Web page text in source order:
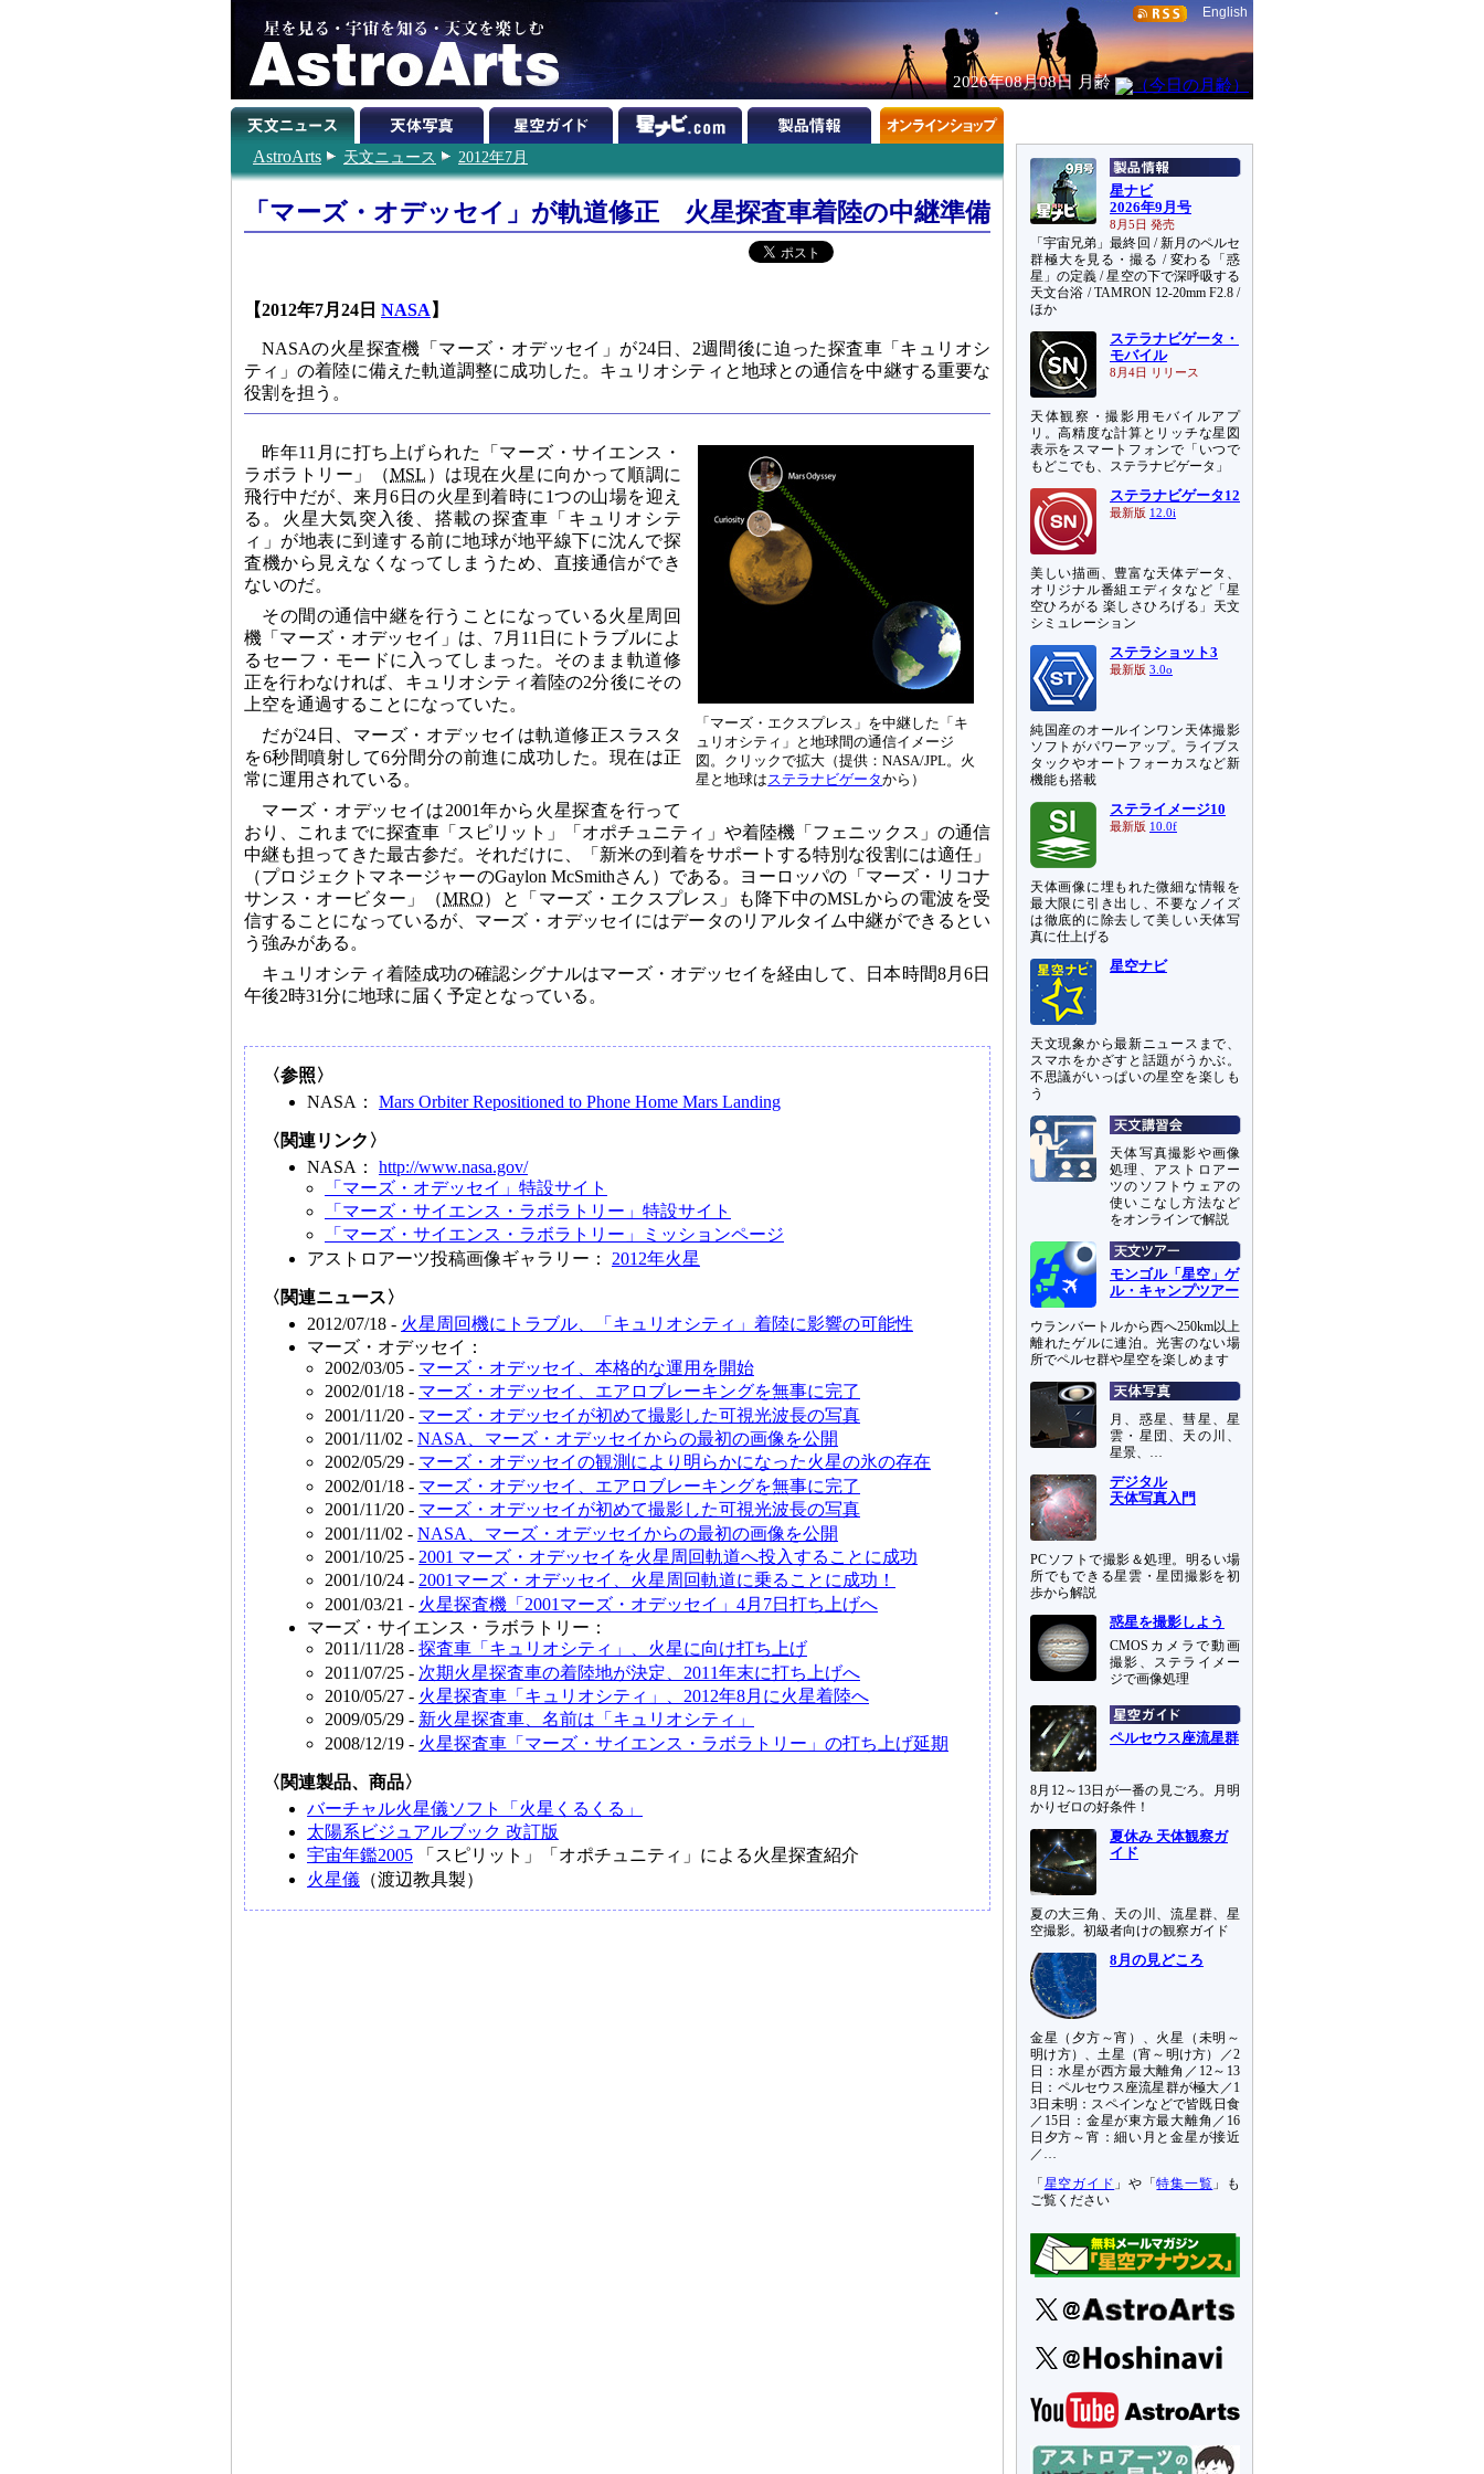
English
2026年08月08日 月齢
AstroArts 天文ニュース 2012年7月
「マーズ・オデッセイ」が軌道修正 火星探査車着陸の中継準備
【2012年7月24日 NASA 】
NASAの火星探査機「マーズ・オデッセイ」が24日、2週間後に迫った探査車「キュリオシ
ティ」の着陸に備えた軌道調整に成功した。キュリオシティと地球との通信を中継する重要な
役割を担う。
「マーズ・エクスプレス」を中継した「キ
ュリオシティ」と地球間の通信イメージ
図。クリックで拡大（提供：NASA/JPL。火
星と地球はステラナビゲータから）
昨年11月に打ち上げられた「マーズ・サイエンス・
ラボラトリー」（MSL ）は現在火星に向かって順調に
飛行中だが、来月6日の火星到着時に1つの山場を迎え
る。火星大気突入後、搭載の探査車「キュリオシテ
ィ」が地表に到達する前に地球が地平線下に沈んで探
査機から見えなくなってしまうため、直接通信ができ
ないのだ。
その間の通信中継を行うことになっている火星周回
機「マーズ・オデッセイ」は、7月11日にトラブルによ
るセーフ・モードに入ってしまった。そのまま軌道修
正を行わなければ、キュリオシティ着陸の2分後にその
上空を通過することになっていた。
だが24日、マーズ・オデッセイは軌道修正スラスタ
を6秒間噴射して6分間分の前進に成功した。現在は正
常に運用されている。
マーズ・オデッセイは2001年から火星探査を行って
おり、これまでに探査車「スピリット」「オポチュニティ」や着陸機「フェニックス」の通信
中継も担ってきた最古参だ。それだけに、「新米の到着をサポートする特別な役割には適任」
（プロジェクトマネージャーのGaylon McSmithさん）である。ヨーロッパの「マーズ・リコナ
サンス・オービター」（MRO）と「マーズ・エクスプレス」も降下中のMSLからの電波を受
信することになっているが、マーズ・オデッセイにはデータのリアルタイム中継ができるとい
う強みがある。
キュリオシティ着陸成功の確認シグナルはマーズ・オデッセイを経由して、日本時間8月6日
午後2時31分に地球に届く予定となっている。
〈参照〉
NASA： Mars Orbiter Repositioned to Phone Home Mars Landing
〈関連リンク〉
NASA： http://www.nasa.gov/
「マーズ・オデッセイ」特設サイト
「マーズ・サイエンス・ラボラトリー」特設サイト
「マーズ・サイエンス・ラボラトリー」ミッションページ
アストロアーツ投稿画像ギャラリー： 2012年火星
〈関連ニュース〉
2012/07/18 - 火星周回機にトラブル、「キュリオシティ」着陸に影響の可能性
マーズ・オデッセイ：
2002/03/05 - マーズ・オデッセイ、本格的な運用を開始
2002/01/18 - マーズ・オデッセイ、エアロブレーキングを無事に完了
2001/11/20 - マーズ・オデッセイが初めて撮影した可視光波長の写真
2001/11/02 - NASA、マーズ・オデッセイからの最初の画像を公開
2002/05/29 - マーズ・オデッセイの観測により明らかになった火星の氷の存在
2002/01/18 - マーズ・オデッセイ、エアロブレーキングを無事に完了
2001/11/20 - マーズ・オデッセイが初めて撮影した可視光波長の写真
2001/11/02 - NASA、マーズ・オデッセイからの最初の画像を公開
2001/10/25 - 2001 マーズ・オデッセイを火星周回軌道へ投入することに成功
2001/10/24 - 2001マーズ・オデッセイ、火星周回軌道に乗ることに成功！
2001/03/21 - 火星探査機「2001マーズ・オデッセイ」4月7日打ち上げへ
マーズ・サイエンス・ラボラトリー：
2011/11/28 - 探査車「キュリオシティ」、火星に向け打ち上げ
2011/07/25 - 次期火星探査車の着陸地が決定、2011年末に打ち上げへ
2010/05/27 - 火星探査車「キュリオシティ」、2012年8月に火星着陸へ
2009/05/29 - 新火星探査車、名前は「キュリオシティ」
2008/12/19 - 火星探査車「マーズ・サイエンス・ラボラトリー」の打ち上げ延期
〈関連製品、商品〉
バーチャル火星儀ソフト「火星くるくる」
太陽系ビジュアルブック 改訂版
宇宙年鑑2005 「スピリット」「オポチュニティ」による火星探査紹介
火星儀 （渡辺教具製）
星ナビ
2026年9月号
8月5日 発売
「宇宙兄弟」最終回 / 新月のペルセ
群極大を見る・撮る / 変わる「惑
星」の定義 / 星空の下で深呼吸する
天文台浴 / TAMRON 12-20mm F2.8 /
ほか
ステラナビゲータ・
モバイル
8月4日 リリース
天体観察・撮影用モバイルアプ
リ。高精度な計算とリッチな星図
表示をスマートフォンで「いつで
もどこでも、ステラナビゲータ」
ステラナビゲータ12
最新版 12.0i
美しい描画、豊富な天体データ、
オリジナル番組エディタなど「星
空ひろがる 楽しさひろげる」天文
シミュレーション
ステラショット3
最新版 3.0o
純国産のオールインワン天体撮影
ソフトがパワーアップ。ライブス
タックやオートフォーカスなど新
機能も搭載
ステライメージ10
最新版 10.0f
天体画像に埋もれた微細な情報を
最大限に引き出し、不要なノイズ
は徹底的に除去して美しい天体写
真に仕上げる
星空ナビ
天文現象から最新ニュースまで、
スマホをかざすと話題がうかぶ。
不思議がいっぱいの星空を楽しも
う
天体写真撮影や画像
処理、アストロアー
ツのソフトウェアの
使いこなし方法など
をオンラインで解説
モンゴル「星空」ゲ
ル・キャンプツアー
ウランバートルから西へ250km以上
離れたゲルに連泊。光害のない場
所でペルセ群や星空を楽しめます
月、惑星、彗星、星
雲・星団、天の川、
星景、…
デジタル
天体写真入門
PCソフトで撮影＆処理。明るい場
所でもできる星雲・星団撮影を初
歩から解説
惑星を撮影しよう
CMOSカメラで動画
撮影、ステライメー
ジで画像処理
ペルセウス座流星群
8月12～13日が一番の見ごろ。月明
かりゼロの好条件！
夏休み 天体観察ガ
イド
夏の大三角、天の川、流星群、星
空撮影。初級者向けの観察ガイド
8月の見どころ
金星（夕方～宵）、火星（未明～
明け方）、土星（宵～明け方）／2
日：水星が西方最大離角／12～13
日：ペルセウス座流星群が極大／1
3日未明：スペインなどで皆既日食
／15日：金星が東方最大離角／16
日夕方～宵：細い月と金星が接近
／…
「 星空ガイド 」や「特集一覧 」も
ご覧ください